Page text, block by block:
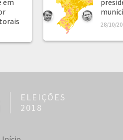
28/10/
ELEIÇÕES
2018